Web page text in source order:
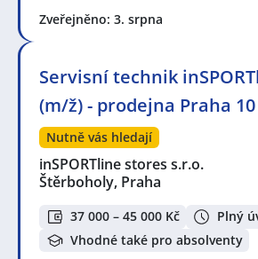
Zveřejněno: 3. srpna
Servisní technik
(m/ž) - prodejna Praha 10
Nutně vás hledají
inSPORTline stores s.r.o.
Štěrboholy, Praha
37 000 – 45 000 Kč
Plný
Vhodné také pro absolventy